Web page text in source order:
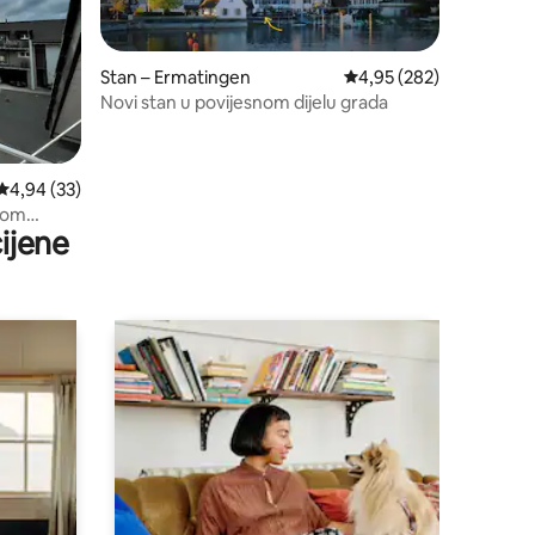
ocjena: 4,94/5, recenzija: 33
4,94 (33)
Stan – Ermatingen Prosječna ocjena:
4,95 (282)
Novi stan u povijesnom dijelu grada